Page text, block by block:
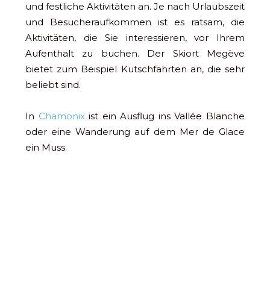
und festliche Aktivitäten an. Je nach Urlaubszeit
und Besucheraufkommen ist es ratsam, die
Aktivitäten, die Sie interessieren, vor Ihrem
Aufenthalt zu buchen. Der Skiort Megève
bietet zum Beispiel Kutschfahrten an, die sehr
beliebt sind.
In Chamonixist ein Ausflug ins Vallée Blanche
oder eine Wanderung auf dem Mer de Glace
ein Muss.